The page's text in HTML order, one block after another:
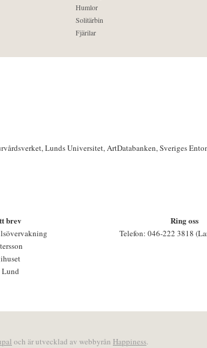
Humlor
Solitärbin
Fjärilar
Lunds Universitet, ArtDatabanken, Sveriges
brev
Lund
Ring oss
Telefon: 046-222 3818
och är utvecklad av webbyrån Happiness.